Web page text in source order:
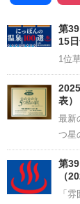
第
15日
1位
表）
最新
つ星
第
（
「